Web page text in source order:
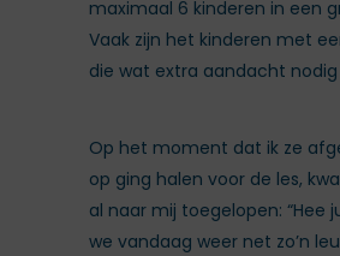
maximaal 6 kinderen in een
Vaak zijn het kinderen met
die wat extra aandacht
Op het moment dat ik ze
op ging halen voor de les,
al naar mij toegelopen: “Hee
we vandaag weer net zo’n